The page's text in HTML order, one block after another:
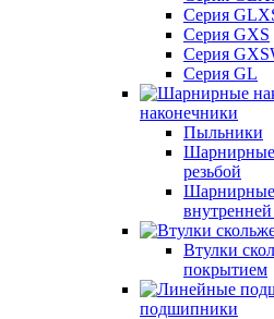
Серия
Серия GXS
Серия
Серия GL
наконечники
Пыльники
Шарнирные
резьбой
Шарнирные
внутренней
Втулки
покрытием
подшипники